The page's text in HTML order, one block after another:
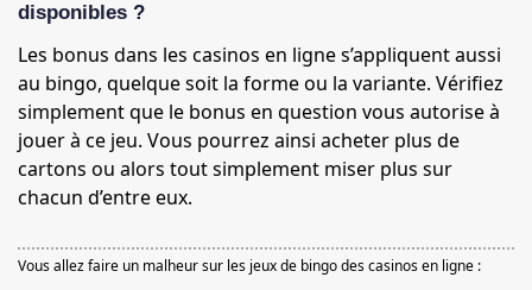
disponibles ?
Les bonus dans les casinos en ligne s’appliquent aussi
au bingo, quelque soit la forme ou la variante. Vérifiez
simplement que le bonus en question vous autorise à
jouer à ce jeu. Vous pourrez ainsi acheter plus de
cartons ou alors tout simplement miser plus sur
chacun d’entre eux.
Vous allez faire un malheur sur les jeux de bingo des casinos en ligne :